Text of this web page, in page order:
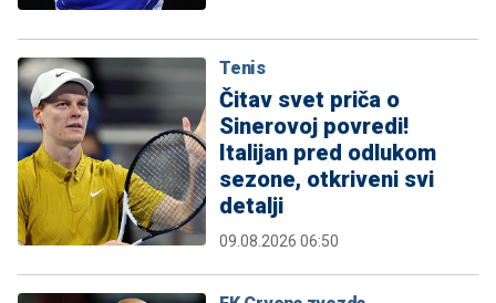
Tenis
Čitav svet priča o
Sinerovoj povredi!
Italijan pred odlukom
sezone, otkriveni svi
detalji
09.08.2026 06:50